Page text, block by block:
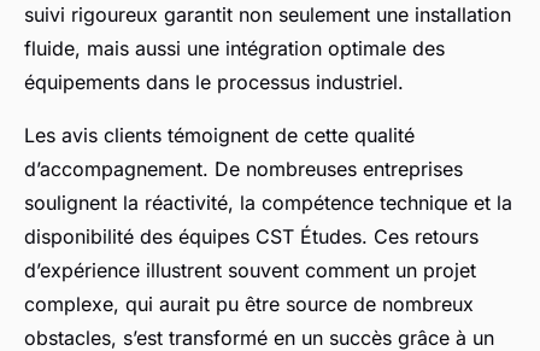
suivi rigoureux garantit non seulement une installation
fluide, mais aussi une intégration optimale des
équipements dans le processus industriel.
Les avis clients témoignent de cette qualité
d’accompagnement. De nombreuses entreprises
soulignent la réactivité, la compétence technique et la
disponibilité des équipes CST Études. Ces retours
d’expérience illustrent souvent comment un projet
complexe, qui aurait pu être source de nombreux
obstacles, s’est transformé en un succès grâce à un